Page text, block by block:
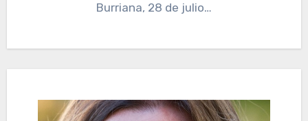
Burriana, 28 de julio…